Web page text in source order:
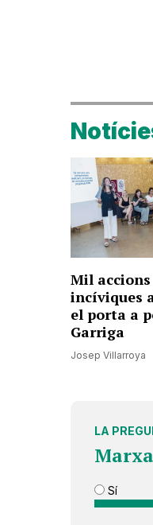
Mil accions
incíviques
el porta a
Garriga
Josep Villarroya
LA
Sí